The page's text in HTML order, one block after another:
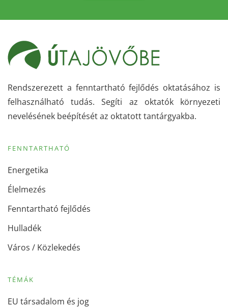
Rendszerezett a fenntartható fejlődés oktatásához is
felhasználható tudás. Segíti az oktatók környezeti
nevelésének beépítését az oktatott tantárgyakba.
FENNTARTHATÓ
Energetika
Élelmezés
Fenntartható fejlődés
Hulladék
Város / Közlekedés
TÉMÁK
EU társadalom és jog